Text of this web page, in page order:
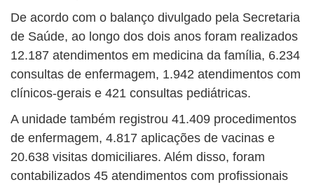
De acordo com o balanço divulgado pela Secretaria
de Saúde, ao longo dos dois anos foram realizados
12.187 atendimentos em medicina da família, 6.234
consultas de enfermagem, 1.942 atendimentos com
clínicos-gerais e 421 consultas pediátricas.
A unidade também registrou 41.409 procedimentos
de enfermagem, 4.817 aplicações de vacinas e
20.638 visitas domiciliares. Além disso, foram
contabilizados 45 atendimentos com profissionais